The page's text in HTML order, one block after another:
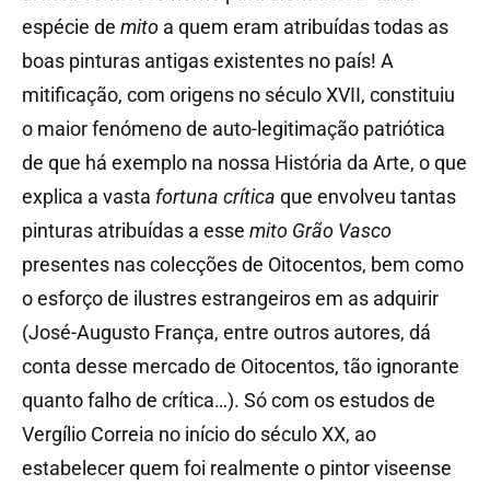
espécie de mito a quem eram atribuídas todas as
boas pinturas antigas existentes no país! A
mitificação, com origens no século XVII, constituiu
o maior fenómeno de auto-legitimação patriótica
de que há exemplo na nossa História da Arte, o que
explica a vasta fortuna crítica que envolveu tantas
pinturas atribuídas a esse mito Grão Vasco
presentes nas colecções de Oitocentos, bem como
o esforço de ilustres estrangeiros em as adquirir
(José-Augusto França, entre outros autores, dá
conta desse mercado de Oitocentos, tão ignorante
quanto falho de crítica…). Só com os estudos de
Vergílio Correia no início do século XX, ao
estabelecer quem foi realmente o pintor viseense